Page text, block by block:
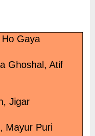
Gaya
Ghoshal, Atif
Jigar
Mayur Puri